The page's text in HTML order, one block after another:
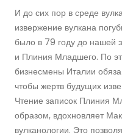
И до сих пор в среде
извержение вулкана
было в 79 году до нашей
и Плиния Младшего. По
бизнесмены Италии
чтобы жертв будущих
Чтение записок Плиния
образом, вдохновляет
вулканологии. Это